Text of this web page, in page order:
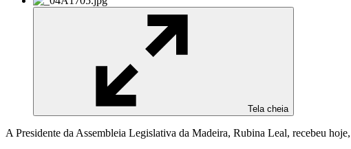
Tela cheia
A Presidente da Assembleia Legislativa da Madeira, Rubina Leal, recebeu